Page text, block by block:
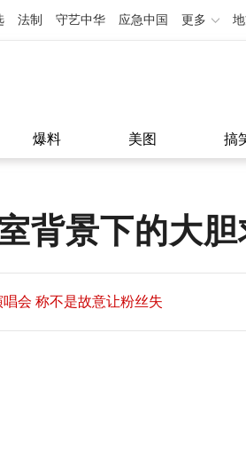
法制 守艺中华 应急中国 更多
爆料 美图 搞
背景下的大胆
会 称不是故意让粉丝失
会 称不是故意让粉丝失